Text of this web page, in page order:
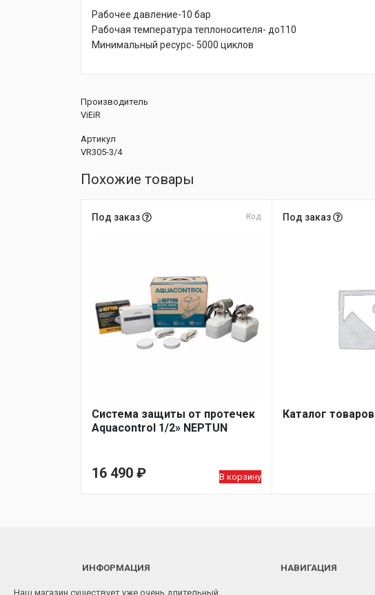
Рабочее давление-10 бар
Рабочая температура теплоносителя- до110
Минимальный ресурс- 5000 циклов
Производитель
ViEiR
Артикул
VR305-3/4
Похожие товары
Под заказ Код
Система защиты от протечек
Aquacontrol 1/2» NEPTUN
16 490 ₽ В корзину
Под заказ
Каталог товаров
ИНФОРМАЦИЯ
Наш магазин существует уже очень длительный
НАВИГАЦИЯ